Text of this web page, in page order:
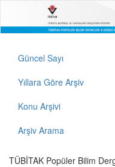
Güncel Sayı
Yıllara Göre Arşiv
Konu Arşivi
Arşiv Arama
TÜBİTAK Popüler Bilim